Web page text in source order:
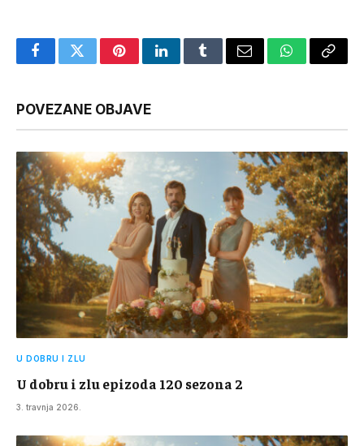
FacebookTwitterPinterestLinkedInTumblrEmail WhatsApp
Copy
POVEZANE OBJAVE
U DOBRU I ZLU
U dobru i zlu epizoda 120 sezona 2
3. travnja 2026.